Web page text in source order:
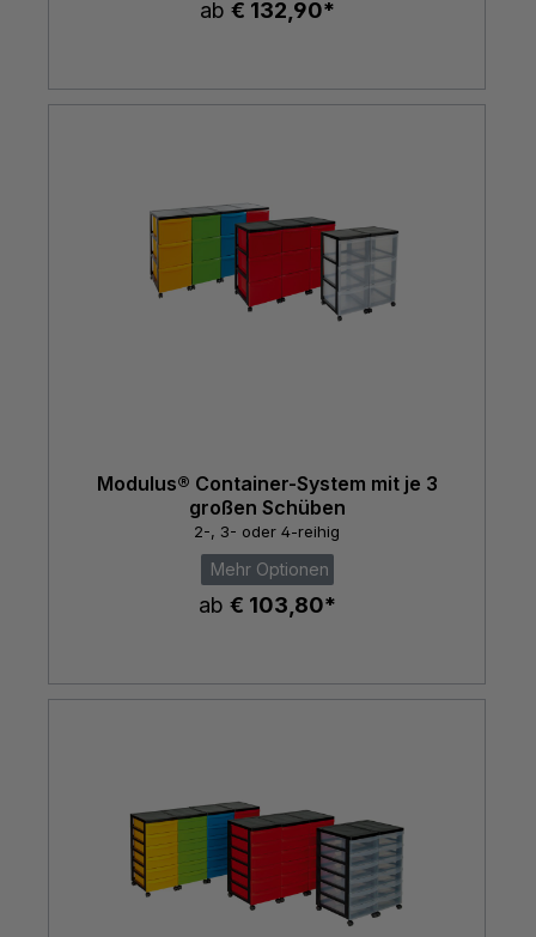
ab € 132,90*
Modulus® Container-System mit je 3
großen Schüben
2-, 3- oder 4-reihig
Mehr Optionen
ab € 103,80*